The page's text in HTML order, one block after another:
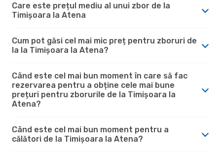
Care este prețul mediu al unui zbor de la
Timișoara la Atena
Cum pot găsi cel mai mic preț pentru zboruri de
la la Timișoara la Atena?
Când este cel mai bun moment în care să fac
rezervarea pentru a obține cele mai bune
prețuri pentru zborurile de la Timișoara la
Atena?
Când este cel mai bun moment pentru a
călători de la Timișoara la Atena?